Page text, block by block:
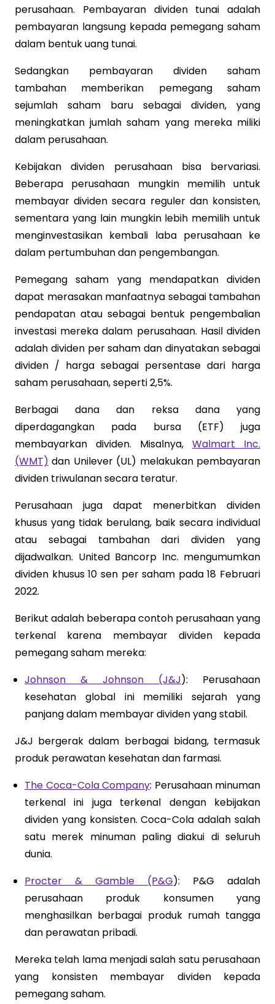
perusahaan. Pembayaran dividen tunai adalah
pembayaran langsung kepada pemegang saham
dalam bentuk uang tunai.
Sedangkan pembayaran dividen saham
tambahan memberikan pemegang saham
sejumlah saham baru sebagai dividen, yang
meningkatkan jumlah saham yang mereka miliki
dalam perusahaan.
Kebijakan dividen perusahaan bisa bervariasi.
Beberapa perusahaan mungkin memilih untuk
membayar dividen secara reguler dan konsisten,
sementara yang lain mungkin lebih memilih untuk
menginvestasikan kembali laba perusahaan ke
dalam pertumbuhan dan pengembangan.
Pemegang saham yang mendapatkan dividen
dapat merasakan manfaatnya sebagai tambahan
pendapatan atau sebagai bentuk pengembalian
investasi mereka dalam perusahaan. Hasil dividen
adalah dividen per saham dan dinyatakan sebagai
dividen / harga sebagai persentase dari harga
saham perusahaan, seperti 2,5%.
Berbagai dana dan reksa dana yang
diperdagangkan pada bursa (ETF) juga
membayarkan dividen. Misalnya, Walmart Inc.
(WMT) dan Unilever (UL) melakukan pembayaran
dividen triwulanan secara teratur.
Perusahaan juga dapat menerbitkan dividen
khusus yang tidak berulang, baik secara individual
atau sebagai tambahan dari dividen yang
dijadwalkan. United Bancorp Inc. mengumumkan
dividen khusus 10 sen per saham pada 18 Februari
2022.
Berikut adalah beberapa contoh perusahaan yang
terkenal karena membayar dividen kepada
pemegang saham mereka:
Johnson & Johnson (J&J): Perusahaan
kesehatan global ini memiliki sejarah yang
panjang dalam membayar dividen yang stabil.
J&J bergerak dalam berbagai bidang, termasuk
produk perawatan kesehatan dan farmasi.
The Coca-Cola Company: Perusahaan minuman
terkenal ini juga terkenal dengan kebijakan
dividen yang konsisten. Coca-Cola adalah salah
satu merek minuman paling diakui di seluruh
dunia.
Procter & Gamble (P&G): P&G adalah
perusahaan produk konsumen yang
menghasilkan berbagai produk rumah tangga
dan perawatan pribadi.
Mereka telah lama menjadi salah satu perusahaan
yang konsisten membayar dividen kepada
pemegang saham.